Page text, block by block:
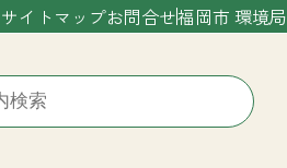
サイトマップお問合せ福岡市 環境局